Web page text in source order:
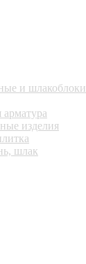
и шлакоблоки
изделия
шлак